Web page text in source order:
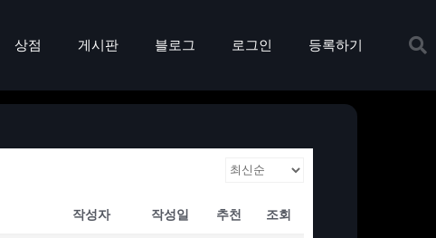
상점 게시판 블로그 로그인 등록하기
작성자 작성일 추천 조회